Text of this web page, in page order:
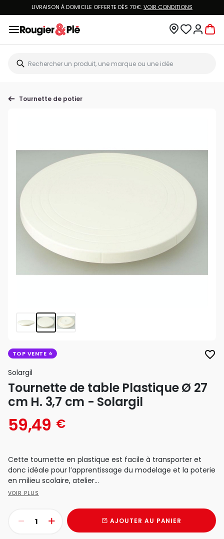
LIVRAISON À DOMICILE OFFERTE DÈS 70€.VOIR CONDITIONS
Tournette de potier
TOP VENTE favorite_border
Solargil
Tournette de table Plastique Ø 27
cm H. 3,7 cm - Solargil
59,49 €
Cette tournette en plastique est facile à transporter et
donc idéale pour l’apprentissage du modelage et la poterie
en milieu scolaire, atelier...
VOIR PLUS
AJOUTER AU PANIER